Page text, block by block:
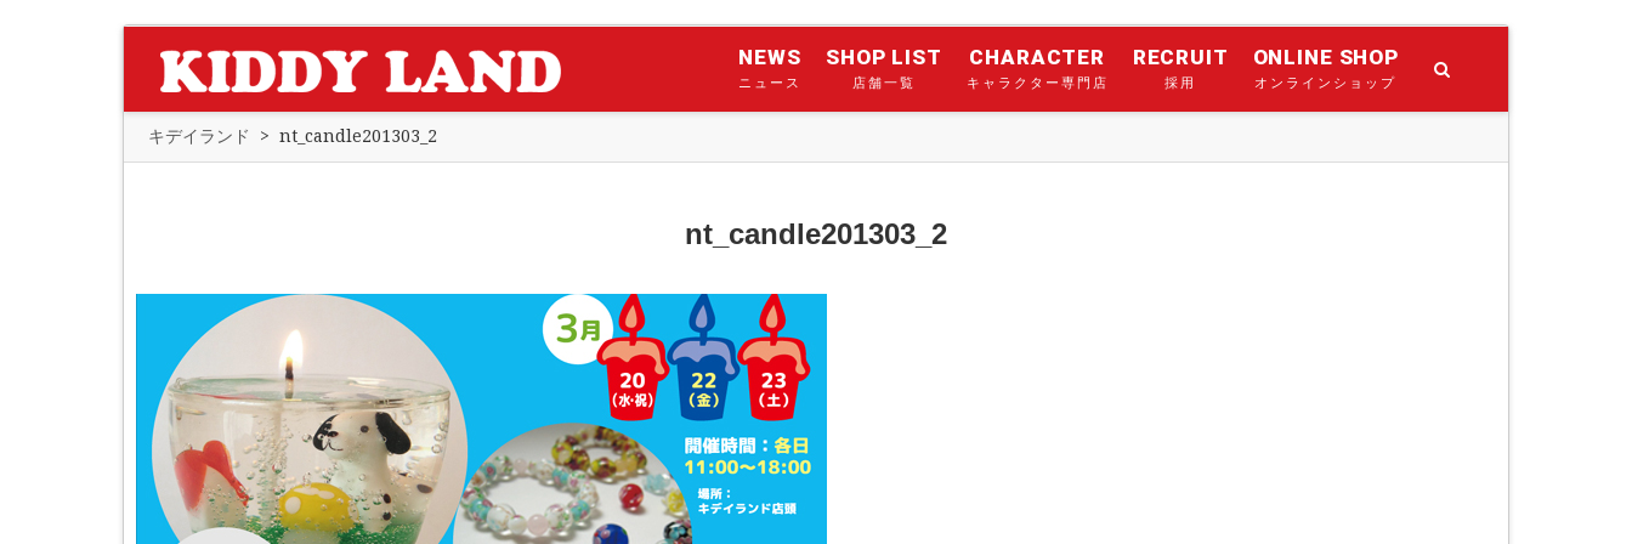
NEWS
ニュース
SHOP LIST
店舗一覧
CHARACTER
キャラクター専門店
RECRUIT
採用
ONLINE SHOP
オンラインショップ
キデイランド > nt_candle201303_2
nt_candle201303_2